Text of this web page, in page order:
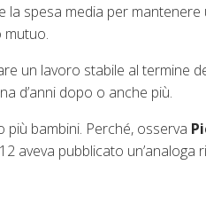
la spesa media per mantenere
mutuo.
un lavoro stabile al termine
d’anni dopo o anche più.
più bambini. Perché, osserva
aveva pubblicato un’analoga